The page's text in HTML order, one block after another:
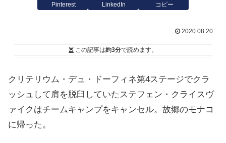
Pinterest LinkedIn コピー
2020.08.20
この記事は約3分で読めます。
クリテリウム・デュ・ドーフィネ第4ステージでクラ
ッシュして肩を脱臼していたステフェン・クライスヴ
ァイクはチームキャンプをキャンセル。故郷のモナコ
に帰った。